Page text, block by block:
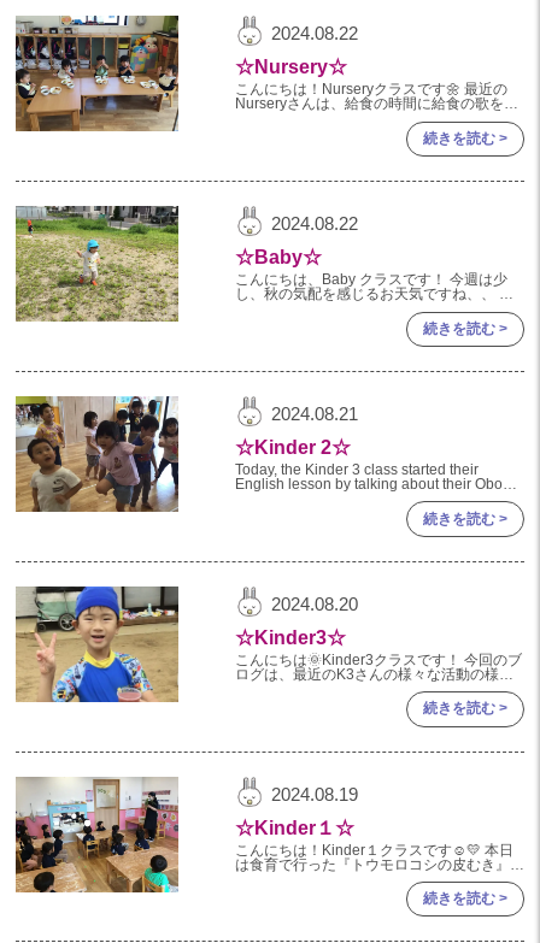
2022年 11月(20)
2022年 10月(20)
2022年 09月(20)
2022年 07月(19)
2022年 06月(22)
2022年 05月(19)
2022年 04月(20)
2022年 03月(4)
2024.08.22
☆Nursery☆
こんにちは！Nurseryクラスです🌼 最近の
Nurseryさんは、給食の時間に給食の歌をノ
～」とお話をしたりして給食を楽しむ姿が見
続きを読む >
2024.08.22
☆Baby☆
こんにちは、Baby クラスです！ 今週は少
し、秋の気配を感じるお天気ですね、、 お
外で体を動かすのが気持ち良いこれからの時
期、園を飛び出し公園などで運動遊びを楽し
んでいきたいと思います☆
続きを読む >
2024.08.21
☆Kinder 2☆
Today, the Kinder 3 class started their
English lesson by talking about their Obon
続きを読む >
2024.08.20
☆Kinder3☆
こんにちは🌞Kinder3クラスです！ 今回のブ
ログは、最近のK3さんの様々な活動の様子
んのペットボトルに色水を作り、自分たちで
続きを読む >
2024.08.19
☆Kinder１☆
こんにちは！Kinder１クラスです☺💛 本日
は食育で行った『トウモロコシの皮むき』に
ついてご紹介したいと思います！ 夏の野菜
といえば・・・トウモロコシ🌽✨ 給食室の続きを読む >